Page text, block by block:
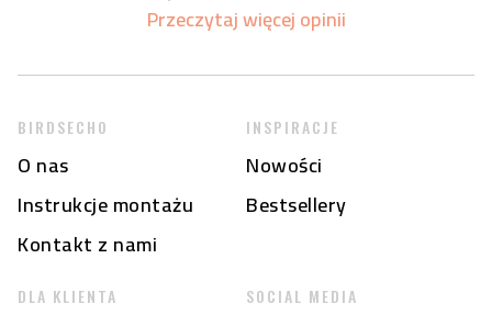
Przeczytaj więcej opinii
BIRDSECHO
O nas
Instrukcje montażu
Kontakt z nami
DLA KLIENTA
INSPIRACJE
Nowości
Bestsellery
SOCIAL MEDIA